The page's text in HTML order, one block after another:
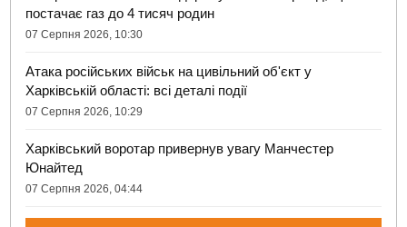
постачає газ до 4 тисяч родин
07 Серпня 2026, 10:30
Атака російських військ на цивільний об'єкт у
Харківській області: всі деталі події
07 Серпня 2026, 10:29
Харківський воротар привернув увагу Манчестер
Юнайтед
07 Серпня 2026, 04:44